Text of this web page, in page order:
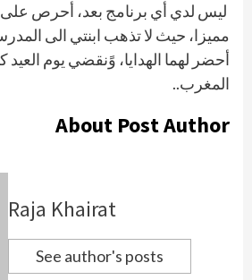
ليس لدي أي برنامج بعد، أحرص على
مميزا، حيث لا تذهب ابنتي الى
أحضر لهما الهدايا، وًنقضي يوم العيد
المغرب..
About Post Author
Raja Khairat
See author's posts